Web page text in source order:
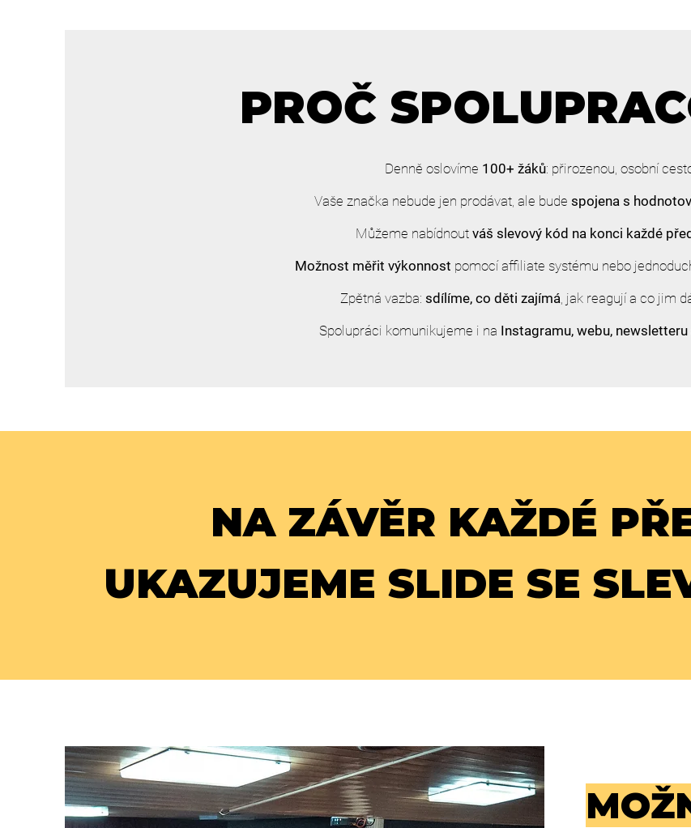
PROČ
Denně oslovíme 100+ žáků: přirozenou, osobní
Vaše značka nebude jen prodávat, ale bude spojena s
Můžeme nabídnout váš slevový kód na konci každé
Možnost měřit výkonnost pomocí affiliate systému nebo
Zpětná vazba: sdílíme, co děti zajímá, jak reagují a co jim
Spolupráci komunikujeme i na Instagramu, webu, newsletteru
NA ZÁVĚR KAŽDÉ
UKAZUJEME SLIDE SE